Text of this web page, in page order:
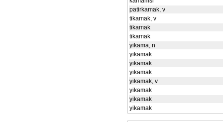
patirkamak, v
tikamak, v
tikamak
tikamak
yikama, n
yikamak
yikamak
yikamak
yikamak, v
yikamak
yikamak
yikamak